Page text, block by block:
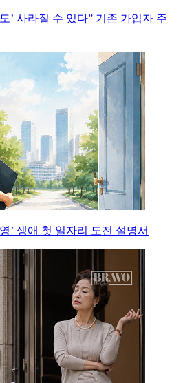
’ 사라질 수 있다” 기존 가입자 주
’ 생애 첫 일자리 도전 설명서